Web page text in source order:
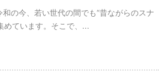
の今、若い世代の間でも“昔ながらのスナ
めています。そこで、...